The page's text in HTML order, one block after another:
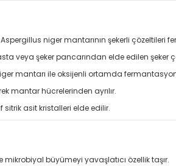
niger mantarının şekerli çözeltileri
veya şeker pancarından elde edilen şeker
mantarı ile oksijenli ortamda fermantasyon
mantar hücrelerinden ayrılır.
sitrik asit kristalleri elde edilir.
mikrobiyal büyümeyi yavaşlatıcı özellik taşır.